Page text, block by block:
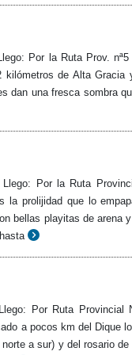
Por la Ruta Prov.
de Alta
dan una fresca sombra
Por la Ruta
prolijidad que lo
bellas playitas de arena
Por Ruta Provincial
a pocos km del Dique
a sur) y del rosario